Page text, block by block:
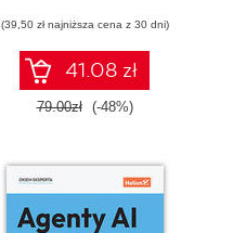
(39,50 zł najniższa cena z 30 dni)
41.08 zł
79.00zł (-48%)